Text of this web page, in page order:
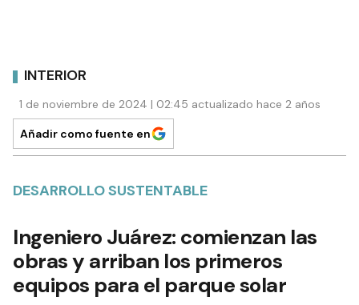
INTERIOR
1 de noviembre de 2024 | 02:45 actualizado hace 2 años
Añadir como fuente en
DESARROLLO SUSTENTABLE
Ingeniero Juárez: comienzan las
obras y arriban los primeros
equipos para el parque solar